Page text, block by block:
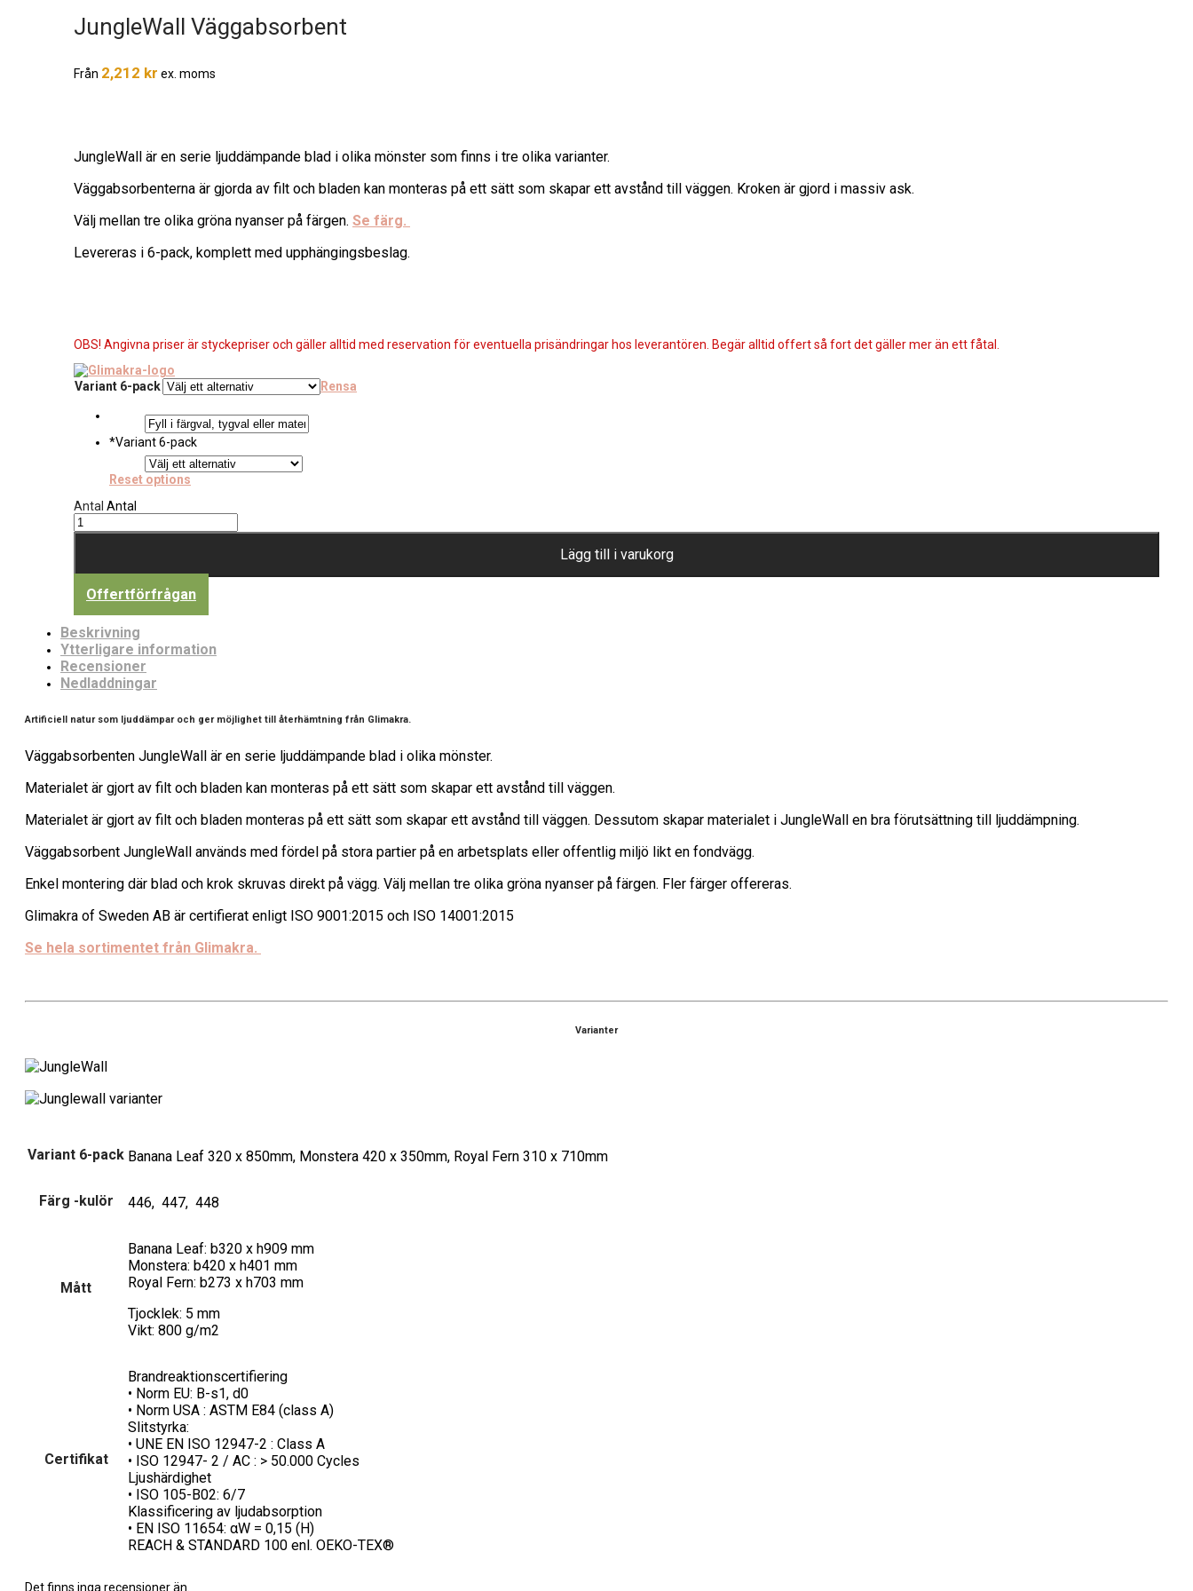
JungleWall Väggabsorbent
Från 2,212 kr ex. moms
JungleWall är en serie ljuddämpande blad i olika mönster som finns i tre olika varianter.
Väggabsorbenterna är gjorda av filt och bladen kan monteras på ett sätt som skapar ett avstånd till väggen. Kroken är gjord i massiv ask.
Välj mellan tre olika gröna nyanser på färgen. Se färg.
Levereras i 6-pack, komplett med upphängingsbeslag.
OBS! Angivna priser är styckepriser och gäller alltid med reservation för eventuella prisändringar hos leverantören. Begär alltid offert så fort det gäller mer än ett fåtal.
Variant 6-pack Rensa
*Variant 6-pack
Reset options
Antal Antal
Lägg till i varukorg
Offertförfrågan
Beskrivning
Ytterligare information
Recensioner
Nedladdningar
Artificiell natur som ljuddämpar och ger möjlighet till återhämtning från Glimakra.
Väggabsorbenten JungleWall är en serie ljuddämpande blad i olika mönster.
Materialet är gjort av filt och bladen kan monteras på ett sätt som skapar ett avstånd till väggen.
Materialet är gjort av filt och bladen monteras på ett sätt som skapar ett avstånd till väggen. Dessutom skapar materialet i JungleWall en bra förutsättning till ljuddämpning.
Väggabsorbent JungleWall används med fördel på stora partier på en arbetsplats eller offentlig miljö likt en fondvägg.
Enkel montering där blad och krok skruvas direkt på vägg. Välj mellan tre olika gröna nyanser på färgen. Fler färger offereras.
Glimakra of Sweden AB är certifierat enligt ISO 9001:2015 och ISO 14001:2015
Se hela sortimentet från Glimakra.
Varianter
Variant 6-pack Banana Leaf 320 x 850mm, Monstera 420 x 350mm, Royal Fern 310 x 710mm
Färg -kulör 446, 447, 448
Mått
Banana Leaf: b320 x h909 mm
Monstera: b420 x h401 mm
Royal Fern: b273 x h703 mm
Tjocklek: 5 mm
Vikt: 800 g/m2
Certifikat
Brandreaktionscertifiering
• Norm EU: B-s1, d0
• Norm USA : ASTM E84 (class A)
Slitstyrka:
• UNE EN ISO 12947-2 : Class A
• ISO 12947- 2 / AC : > 50.000 Cycles
Ljushärdighet
• ISO 105-B02: 6/7
Klassificering av ljudabsorption
• EN ISO 11654: αW = 0,15 (H)
REACH & STANDARD 100 enl. OEKO-TEX®
Det finns inga recensioner än.